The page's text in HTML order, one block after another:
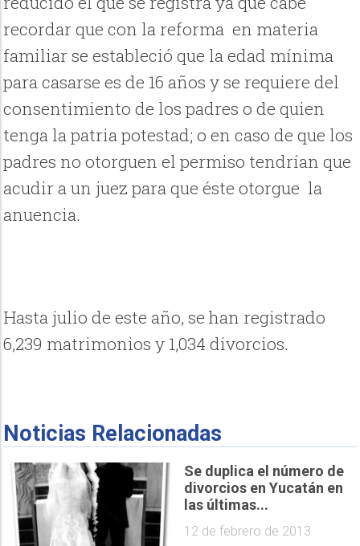
recordar que con la reforma en materia
familiar se estableció que la edad mínima
para casarse es de 16 años y se requiere del
consentimiento de los padres o de quien
tenga la patria potestad; o en caso de que los
padres no otorguen el permiso tendrían que
acudir a un juez para que éste otorgue la
anuencia.
Hasta julio de este año, se han registrado
6,239 matrimonios y 1,034 divorcios.
Noticias Relacionadas
Se duplica el número de
divorcios en Yucatán en
las últimas...
12 de febrero de 2013